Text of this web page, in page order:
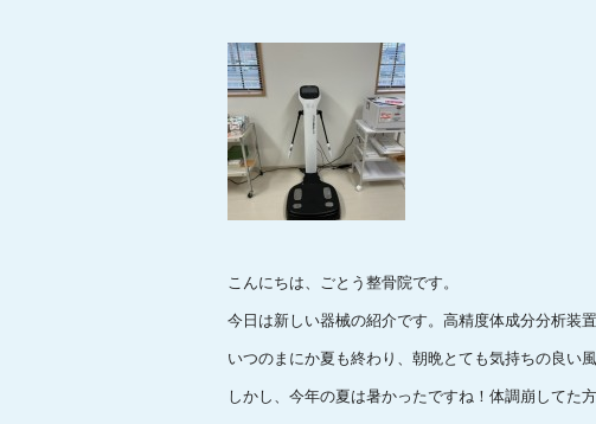
こんにちは、ごとう整骨院です。
今日は新しい器械の紹介です。高精度体成分分析装置
いつのまにか夏も終わり、朝晩とても気持ちの良い
しかし、今年の夏は暑かったですね！体調崩してた